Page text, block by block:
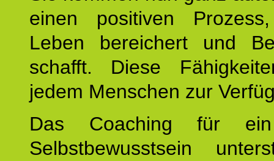
einen positiven
Leben bereichert und
schafft. Diese
jedem Menschen zur
Das Coaching für
Selbstbewusstsein